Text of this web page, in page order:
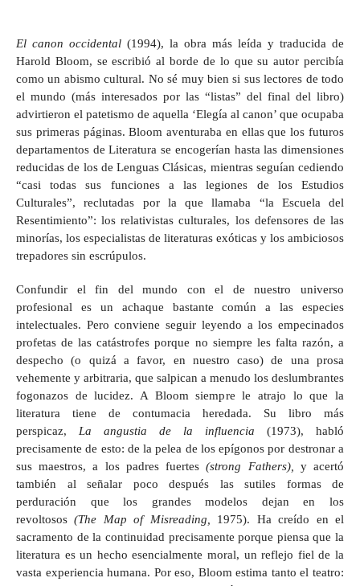
El canon occidental (1994), la obra más leída y traducida de
Harold Bloom, se escribió al borde de lo que su autor percibía
como un abismo cultural. No sé muy bien si sus lectores de todo
el mundo (más interesados por las “listas” del final del libro)
advirtieron el patetismo de aquella ‘Elegía al canon’ que ocupaba
sus primeras páginas. Bloom aventuraba en ellas que los futuros
departamentos de Literatura se encogerían hasta las dimensiones
reducidas de los de Lenguas Clásicas, mientras seguían cediendo
“casi todas sus funciones a las legiones de los Estudios
Culturales”, reclutadas por la que llamaba “la Escuela del
Resentimiento”: los relativistas culturales, los defensores de las
minorías, los especialistas de literaturas exóticas y los ambiciosos
trepadores sin escrúpulos.
Confundir el fin del mundo con el de nuestro universo
profesional es un achaque bastante común a las especies
intelectuales. Pero conviene seguir leyendo a los empecinados
profetas de las catástrofes porque no siempre les falta razón, a
despecho (o quizá a favor, en nuestro caso) de una prosa
vehemente y arbitraria, que salpican a menudo los deslumbrantes
fogonazos de lucidez. A Bloom siempre le atrajo lo que la
literatura tiene de contumacia heredada. Su libro más
perspicaz, La angustia de la influencia (1973), habló
precisamente de esto: de la pelea de los epígonos por destronar a
sus maestros, a los padres fuertes(strong Fathers), y acertó
también al señalar poco después las sutiles formas de
perduración que los grandes modelos dejan en los
revoltosos(The Map of Misreading, 1975). Ha creído en el
sacramento de la continuidad precisamente porque piensa que la
literatura es un hecho esencialmente moral, un reflejo fiel de la
vasta experiencia humana. Por eso, Bloom estima tanto el teatro: